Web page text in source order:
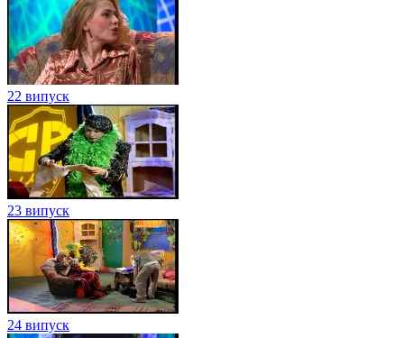
22 випуск
23 випуск
24 випуск